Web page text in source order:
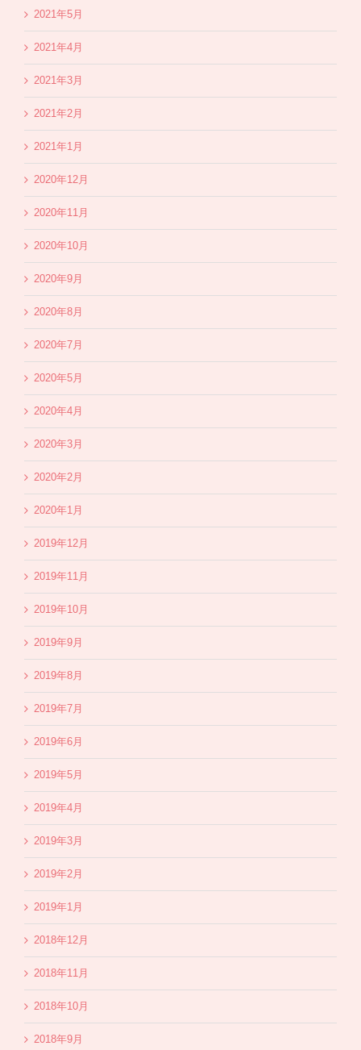
2021年5月
2021年4月
2021年3月
2021年2月
2021年1月
2020年12月
2020年11月
2020年10月
2020年9月
2020年8月
2020年7月
2020年5月
2020年4月
2020年3月
2020年2月
2020年1月
2019年12月
2019年11月
2019年10月
2019年9月
2019年8月
2019年7月
2019年6月
2019年5月
2019年4月
2019年3月
2019年2月
2019年1月
2018年12月
2018年11月
2018年10月
2018年9月